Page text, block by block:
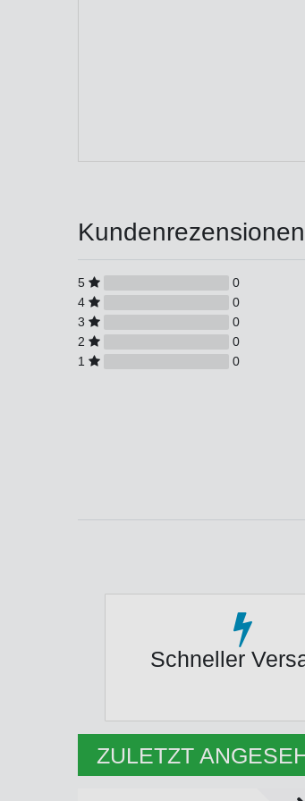
Kundenrezensionen
5
0
4
0
3
0
2
0
1
0
Schneller
ZULETZT